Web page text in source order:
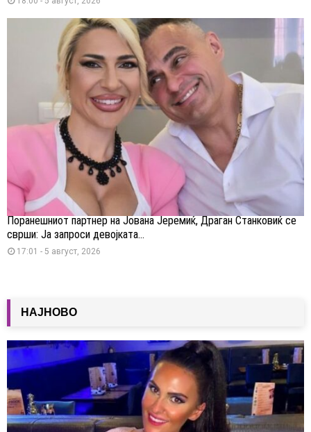
Поранешниот партнер на Јована Јеремиќ, Драган Станковиќ се
сврши: Ја запроси девојката...
17:01 - 5 август, 2026
НАЈНОВО